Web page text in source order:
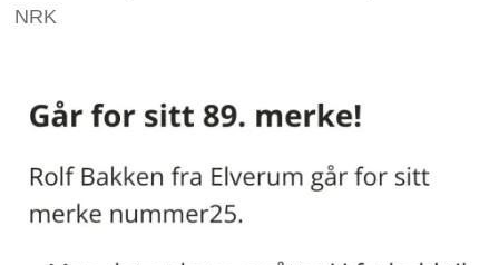
NRK